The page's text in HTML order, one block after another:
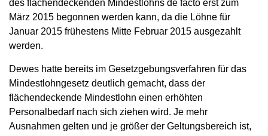
des flächendeckenden Mindestlohns de facto erst zum
März 2015 begonnen werden kann, da die Löhne für
Januar 2015 frühestens Mitte Februar 2015 ausgezahlt
werden.
Dewes hatte bereits im Gesetzgebungsverfahren für das
Mindestlohngesetz deutlich gemacht, dass der
flächendeckende Mindestlohn einen erhöhten
Personalbedarf nach sich ziehen wird. Je mehr
Ausnahmen gelten und je größer der Geltungsbereich ist,